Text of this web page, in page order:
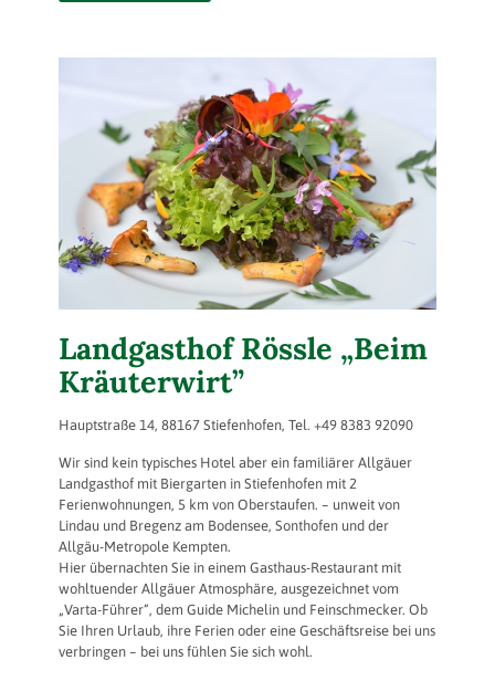
Landgasthof Rössle „Beim
Kräuterwirt”
Hauptstraße 14, 88167 Stiefenhofen, Tel. +49 8383 92090
Wir sind kein typisches Hotel aber ein familiärer Allgäuer
Landgasthof mit Biergarten in Stiefenhofen mit 2
Ferienwohnungen, 5 km von Oberstaufen. – unweit von
Lindau und Bregenz am Bodensee, Sonthofen und der
Allgäu-Metropole Kempten.
Hier übernachten Sie in einem Gasthaus-Restaurant mit
wohltuender Allgäuer Atmosphäre, ausgezeichnet vom
„Varta-Führer“, dem Guide Michelin und Feinschmecker. Ob
Sie Ihren Urlaub, ihre Ferien oder eine Geschäftsreise bei uns
verbringen – bei uns fühlen Sie sich wohl.